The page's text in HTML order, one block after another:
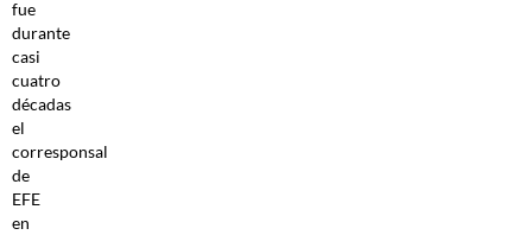
fue
durante
casi
cuatro
décadas
el
corresponsal
de
EFE
en